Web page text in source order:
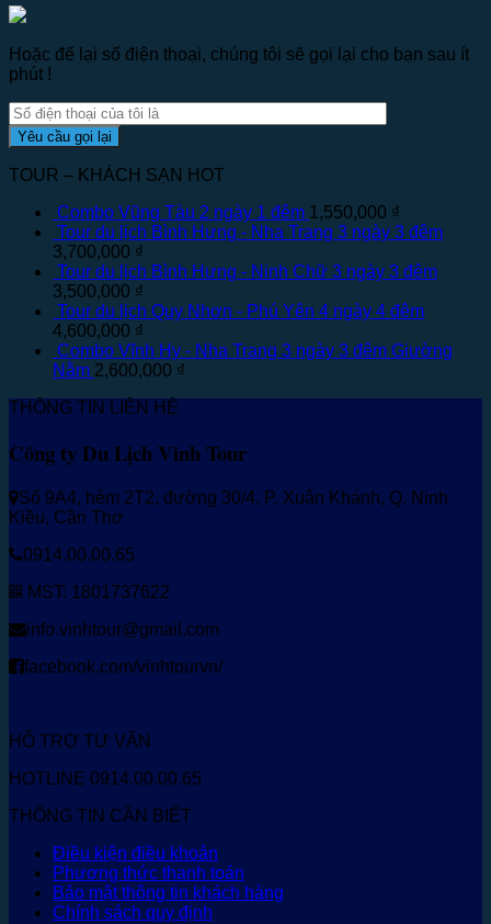
Hoặc để lại số điện thoại, chúng tôi sẽ gọi lại cho bạn sau ít
phút !
TOUR – KHÁCH SẠN HOT
Combo Vũng Tàu 2 ngày 1 đêm 1,550,000 ₫
Tour du lịch Bình Hưng - Nha Trang 3 ngày 3 đêm
3,700,000 ₫
Tour du lịch Bình Hưng - Ninh Chữ 3 ngày 3 đêm
3,500,000 ₫
Tour du lịch Quy Nhơn - Phú Yên 4 ngày 4 đêm
4,600,000 ₫
Combo Vĩnh Hy - Nha Trang 3 ngày 3 đêm Giường
Nằm 2,600,000 ₫
THÔNG TIN LIÊN HỆ
Công ty Du Lịch Vinh Tour
Số 9A4, hẻm 2T2, đường 30/4, P. Xuân Khánh, Q. Ninh
Kiều, Cần Thơ
0914.00.00.65
MST: 1801737622
info.vinhtour@gmail.com
facebook.com/vinhtourvn/
HỖ TRỢ TƯ VẤN
HOTLINE 0914.00.00.65
THÔNG TIN CẦN BIẾT
Điều kiện điều khoản
Phương thức thanh toán
Bảo mật thông tin khách hàng
Chính sách quy định